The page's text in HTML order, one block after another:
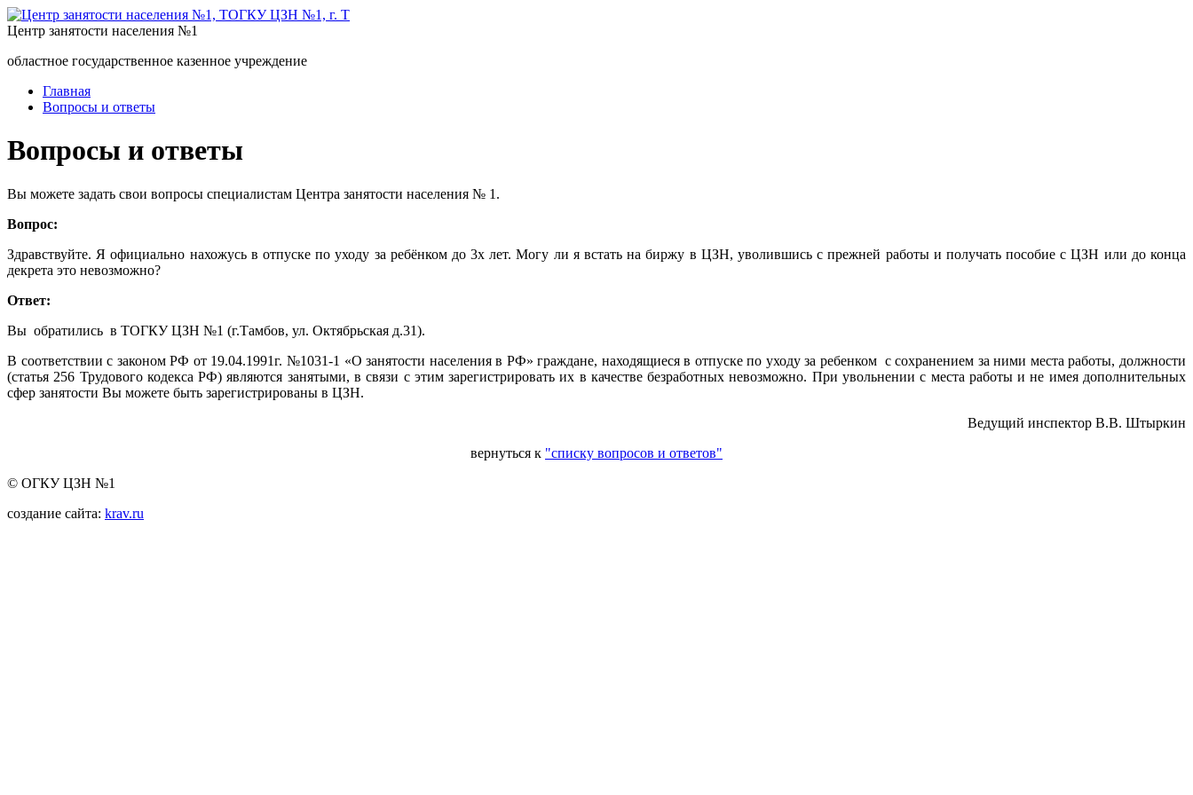
Центр занятости населения №1
областное государственное казенное учреждение
Главная
Вопросы и ответы
Вопросы и ответы
Вы можете задать свои вопросы специалистам Центра занятости населения № 1.
Вопрос:
Здравствуйте. Я официально нахожусь в отпуске по уходу за ребёнком до 3х лет. Могу ли я встать на биржу в ЦЗН, уволившись с прежней работы и получать пособие с ЦЗН или до конца
декрета это невозможно?
Ответ:
Вы обратились в ТОГКУ ЦЗН №1 (г.Тамбов, ул. Октябрьская д.31).
В соответствии с законом РФ от 19.04.1991г. №1031-1 «О занятости населения в РФ» граждане, находящиеся в отпуске по уходу за ребенком с сохранением за ними места работы, должности
(статья 256 Трудового кодекса РФ) являются занятыми, в связи с этим зарегистрировать их в качестве безработных невозможно. При увольнении с места работы и не имея дополнительных
сфер занятости Вы можете быть зарегистрированы в ЦЗН.
Ведущий инспектор В.В. Штыркин
вернуться к "списку вопросов и ответов"
© ОГКУ ЦЗН №1
создание сайта: krav.ru